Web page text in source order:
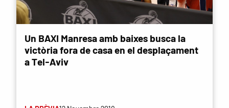
Un BAXI Manresa amb baixes busca la
victòria fora de casa en el desplaçament
a Tel-Aviv